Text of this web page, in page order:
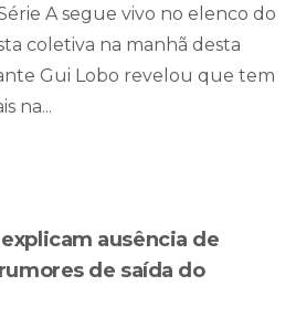
A segue vivo no elenco do
coletiva na manhã desta
Gui Lobo revelou que tem
na...
ausência de
de saída do